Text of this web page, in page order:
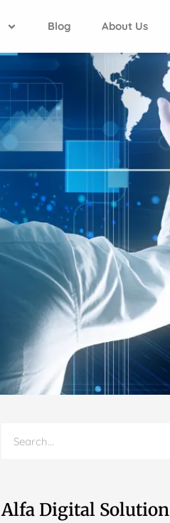
Blog About Us
Alfa Digital Solution